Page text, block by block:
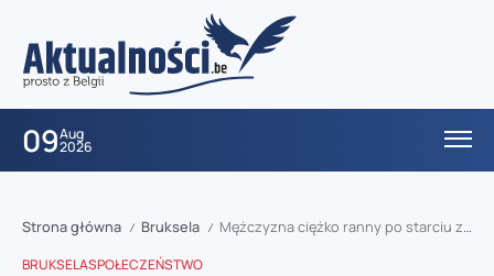
09Aug
2026
Strona główna / Bruksela / Mężczyzna ciężko ranny po starciu z ochroną w szpitalu Saint-Jean w Brukseli
BRUKSELASPOŁECZEŃSTWO